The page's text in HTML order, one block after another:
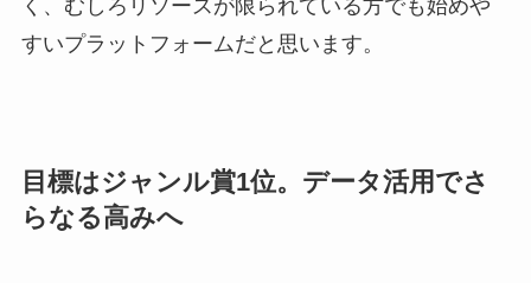
く、むしろリソースが限られている方でも始めや
すいプラットフォームだと思います。
目標はジャンル賞1位。データ活用でさ
らなる高みへ